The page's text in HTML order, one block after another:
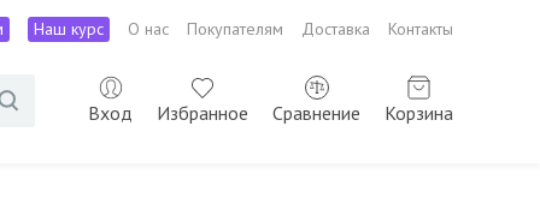
Наш курс О нас Покупателям Доставка Контакты
Вход Избранное Сравнение Корзина